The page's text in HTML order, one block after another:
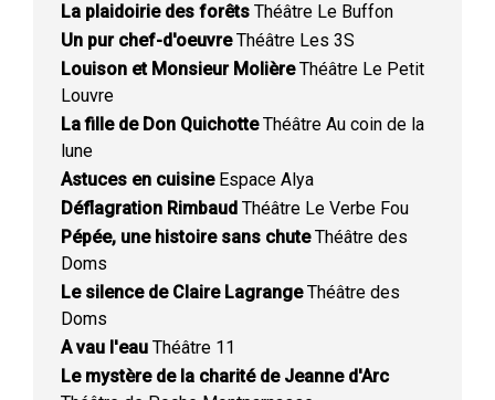
La plaidoirie des forêts Théâtre Le Buffon
Un pur chef-d'oeuvreThéâtre Les 3S
Louison et Monsieur MolièreThéâtre Le Petit
Louvre
La fille de Don QuichotteThéâtre Au coin de la
lune
Astuces en cuisineEspace Alya
Déflagration Rimbaud Théâtre Le Verbe Fou
Pépée, une histoire sans chuteThéâtre des
Doms
Le silence de Claire LagrangeThéâtre des
Doms
A vau l'eau Théâtre 11
Le mystère de la charité de Jeanne d'Arc